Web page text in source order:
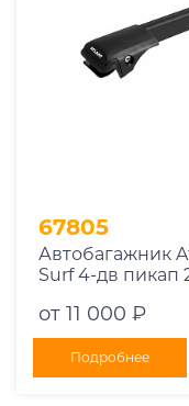
67805
Автобагажник
Surf 4-дв
от 11 000 ₽
Подробнее